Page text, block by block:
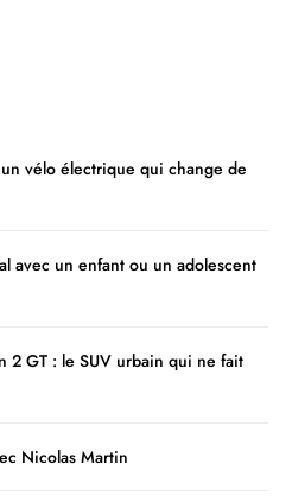
vélo électrique qui change de
avec un enfant ou un adolescent
2 GT : le SUV urbain qui ne fait
Nicolas Martin